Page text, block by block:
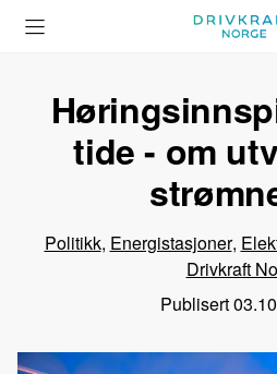
tide - om
Politikk, Energistasjoner,
Drivkraft
Publisert